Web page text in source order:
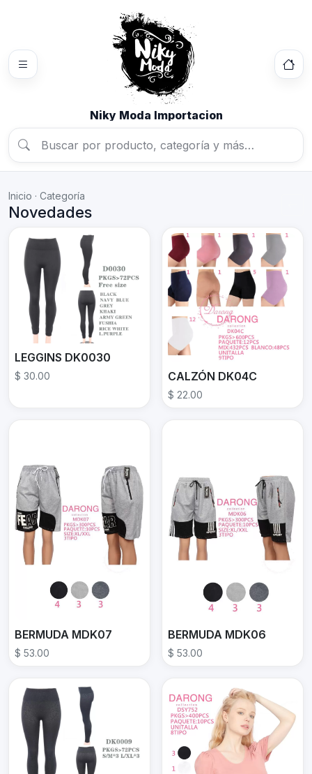
Niky Moda Importacion
Inicio · Categoría
Novedades
LEGGINS DK0030
$ 30.00 CALZÓN DK04C
$ 22.00
BERMUDA MDK07
$ 53.00
BERMUDA MDK06
$ 53.00